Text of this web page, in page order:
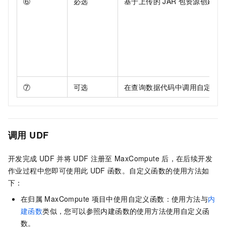
⑦ 可选 在查询数据代码中调用自定义
调用 UDF
开发完成 UDF 并将 UDF 注册至 MaxCompute 后，在后续开发
作业过程中您即可使用此 UDF 函数。自定义函数的使用方法如
下：
在归属 MaxCompute 项目中使用自定义函数：使用方法与内
建函数类似，您可以参照内建函数的使用方法使用自定义函
数。